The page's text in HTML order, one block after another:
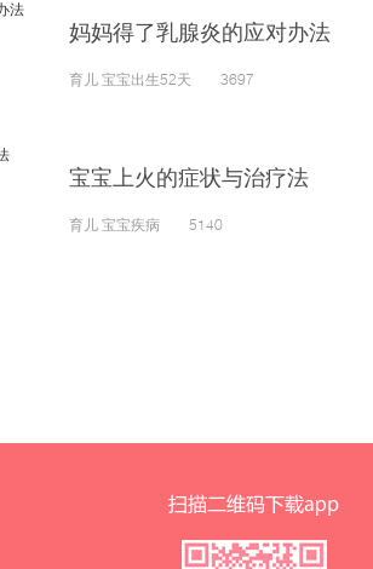
妈妈得了乳腺炎的应对办法
育儿 宝宝出生52天 3697
宝宝上火的症状与治疗法
育儿 宝宝疾病 5140